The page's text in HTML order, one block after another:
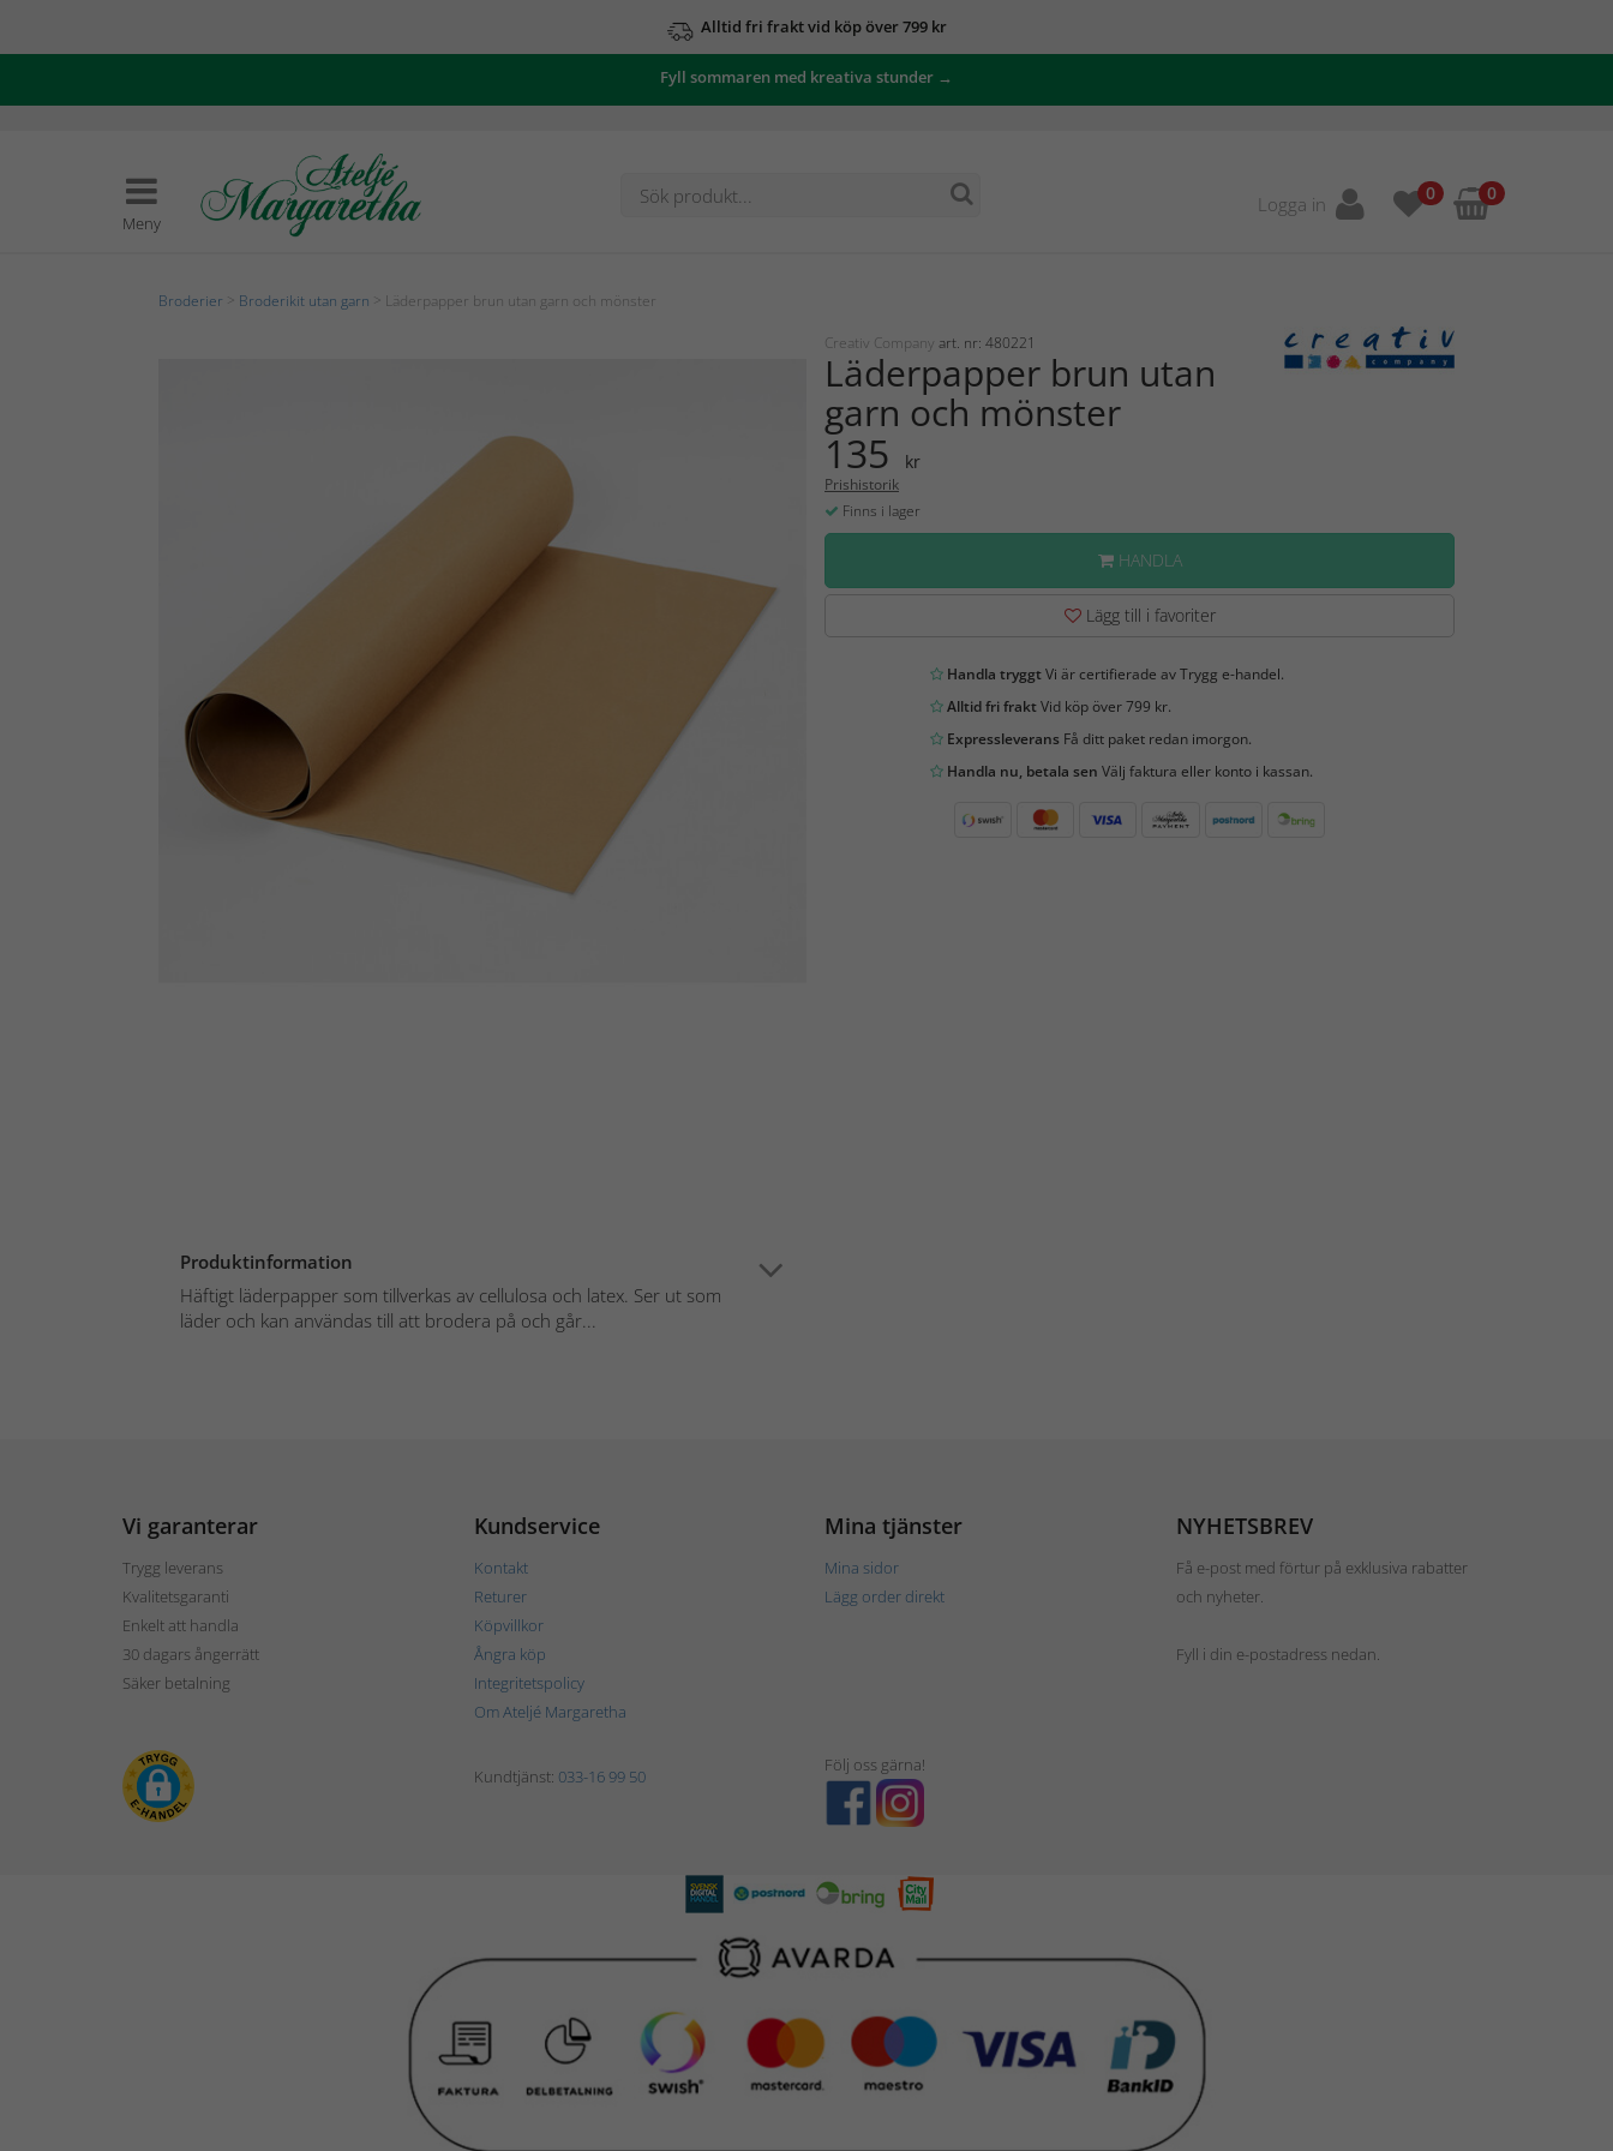
Alltid fri frakt vid köp över 799 kr
Fyll sommaren med kreativa stunder →
Meny
Logga in 0 0
Broderier Broderikit utan garn > Läderpapper brun utan garn och mönster
Produktinformation
Häftigt läderpapper som tillverkas av cellulosa och latex. Ser ut som
läder och kan användas till att brodera på och går...
Creativ Company art. nr: 480221
Läderpapper brun utan
garn och mönster
135 kr
Prishistorik
Finns i lager
HANDLA
Lägg till i favoriter
Handla tryggtVi är certifierade av Trygg e-handel.
Alltid fri fraktVid köp över 799 kr.
ExpressleveransFå ditt paket redan imorgon.
Handla nu, betala sen Välj faktura eller konto i kassan.
Vi garanterar
Trygg leverans
Kvalitetsgaranti
Enkelt att handla
30 dagars ångerrätt
Säker betalning
Kundservice
Kontakt
Returer
Köpvillkor
Ångra köp
Integritetspolicy
Om Ateljé Margaretha
Mina tjänster
Mina sidor
Lägg order direkt
NYHETSBREV
Få e-post med förtur på exklusiva rabatter
och nyheter.
Fyll i din e-postadress nedan.
Kundtjänst: 033-16 99 50
Följ oss gärna!